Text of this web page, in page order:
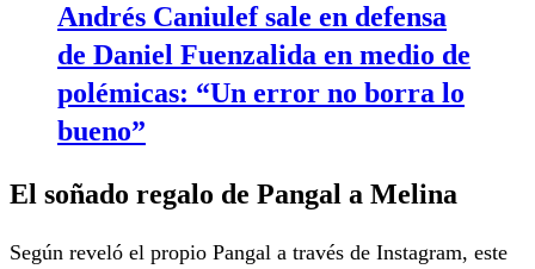
Andrés Caniulef sale en defensa
de Daniel Fuenzalida en medio de
polémicas: “Un error no borra lo
bueno”
El soñado regalo de Pangal a Melina
Según reveló el propio Pangal a través de Instagram, este